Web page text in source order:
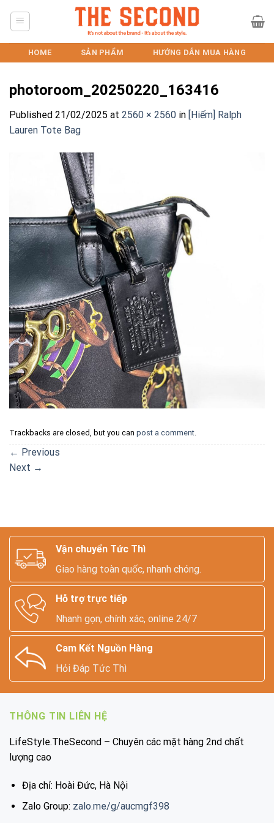
HOME SẢN PHẨM HƯỚNG DẪN MUA HÀNG
photoroom_20250220_163416
Published 21/02/2025 at 2560 × 2560 in [Hiếm] Ralph
Lauren Tote Bag
Trackbacks are closed, but you can post a comment.
← Previous
Next →
Vận chuyển Tức Thì
Giao hàng toàn quốc, nhanh chóng.
Hỗ trợ trực tiếp
Nhanh gọn, chính xác, online 24/7
Cam Kết Nguồn Hàng
Hỏi Đáp Tức Thì
THÔNG TIN LIÊN HỆ
LifeStyle.TheSecond – Chuyên các mặt hàng 2nd chất
lượng cao
Địa chỉ: Hoài Đức, Hà Nội
Zalo Group: zalo.me/g/aucmgf398